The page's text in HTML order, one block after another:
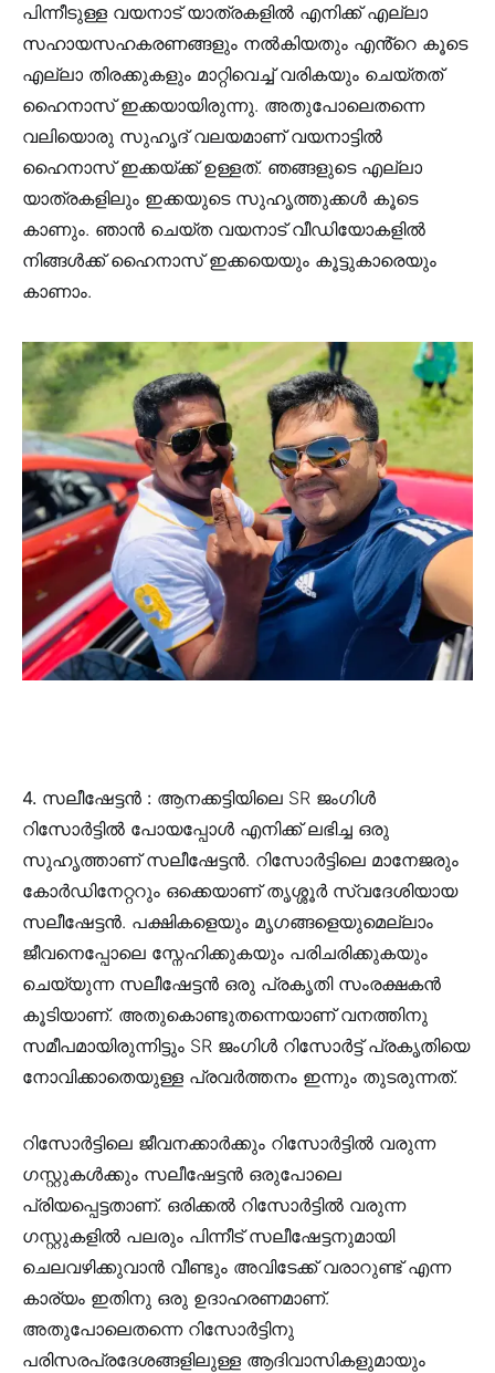
പിന്നീടുള്ള വയനാട് യാത്രകളിൽ എനിക്ക് എല്ലാ
സഹായസഹകരണങ്ങളും നൽകിയതും എൻ്റെ കൂടെ
എല്ലാ തിരക്കുകളും മാറ്റിവെച്ച് വരികയും ചെയ്തത്
ഹൈനാസ്‌ ഇക്കയായിരുന്നു. അതുപോലെതന്നെ
വലിയൊരു സുഹൃദ് വലയമാണ് വയനാട്ടിൽ
ഹൈനാസ്‌ ഇക്കയ്ക്ക് ഉള്ളത്. ഞങ്ങളുടെ എല്ലാ
യാത്രകളിലും ഇക്കയുടെ സുഹൃത്തുക്കൾ കൂടെ
കാണും. ഞാൻ ചെയ്ത വയനാട് വീഡിയോകളിൽ
നിങ്ങൾക്ക് ഹൈനാസ്‌ ഇക്കയെയും കൂട്ടുകാരെയും
കാണാം.
4. സലീഷേട്ടൻ : ആനക്കട്ടിയിലെ SR ജംഗിൾ
റിസോർട്ടിൽ പോയപ്പോൾ എനിക്ക് ലഭിച്ച ഒരു
സുഹൃത്താണ് സലീഷേട്ടൻ. റിസോർട്ടിലെ മാനേജരും
കോർഡിനേറ്ററും ഒക്കെയാണ് തൃശ്ശൂർ സ്വദേശിയായ
സലീഷേട്ടൻ. പക്ഷികളെയും മൃഗങ്ങളെയുമെല്ലാം
ജീവനെപ്പോലെ സ്നേഹിക്കുകയും പരിചരിക്കുകയും
ചെയ്യുന്ന സലീഷേട്ടൻ ഒരു പ്രകൃതി സംരക്ഷകൻ
കൂടിയാണ്. അതുകൊണ്ടുതന്നെയാണ് വനത്തിനു
സമീപമായിരുന്നിട്ടും SR ജംഗിൾ റിസോർട്ട് പ്രകൃതിയെ
നോവിക്കാതെയുള്ള പ്രവർത്തനം ഇന്നും തുടരുന്നത്.
റിസോർട്ടിലെ ജീവനക്കാർക്കും റിസോർട്ടിൽ വരുന്ന
ഗസ്റ്റുകൾക്കും സലീഷേട്ടൻ ഒരുപോലെ
പ്രിയപ്പെട്ടതാണ്. ഒരിക്കൽ റിസോർട്ടിൽ വരുന്ന
ഗസ്റ്റുകളിൽ പലരും പിന്നീട് സലീഷേട്ടനുമായി
ചെലവഴിക്കുവാൻ വീണ്ടും അവിടേക്ക് വരാറുണ്ട് എന്ന
കാര്യം ഇതിനു ഒരു ഉദാഹരണമാണ്.
അതുപോലെതന്നെ റിസോർട്ടിനു
പരിസരപ്രദേശങ്ങളിലുള്ള ആദിവാസികളുമായും